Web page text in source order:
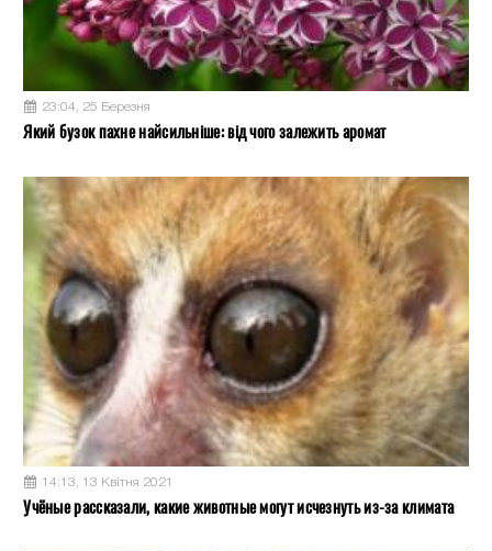
23:04, 25 Березня
Який бузок пахне найсильніше: від чого залежить аромат
14:13, 13 Квітня 2021
Учёные рассказали, какие животные могут исчезнуть из-за климата